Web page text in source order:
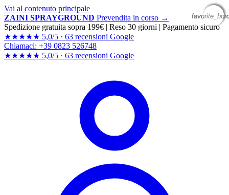
Vai al contenuto principale
ZAINI SPRAYGROUND Prevendita in corso →
Spedizione gratuita sopra 199€ | Reso 30 giorni | Pagamento sicuro
★★★★★ 5,0/5 · 63 recensioni Google
Chiamaci: +39 0823 526748
★★★★★ 5,0/5 · 63 recensioni Google